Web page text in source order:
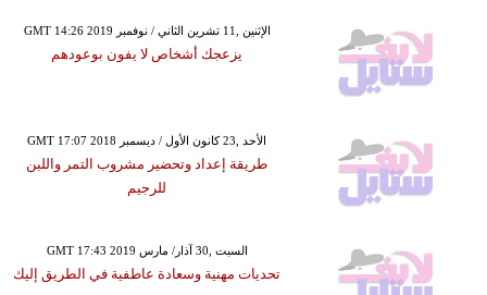
GMT 14:26 2019 الإثنين ,11 تشرين الثاني / نوفمبر
يزعجك أشخاص لا يفون بوعودهم
GMT 17:07 2018 الأحد ,23 كانون الأول / ديسمبر
طريقة إعداد وتحضير مشروب التمر واللبن
للرجيم
GMT 17:43 2019 السبت ,30 آذار/ مارس
تحديات مهنية وسعادة عاطفية في الطريق إليك